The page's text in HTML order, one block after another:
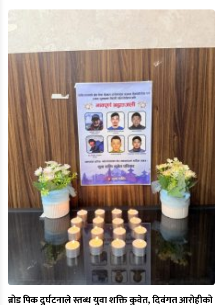
ब्रोड पिक दुर्घटनाले स्तब्ध युवा शक्ति कुवेत, दिवंगत आरोहीको